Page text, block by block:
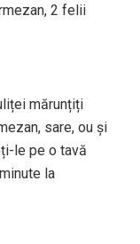
2 felii
mărunțiți
sare, ou și
le pe o tavă
la